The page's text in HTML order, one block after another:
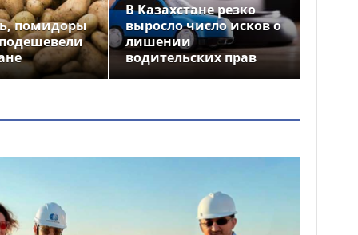
помидоры
В Казахстане резко
выросло число исков о
лишении
водительских прав